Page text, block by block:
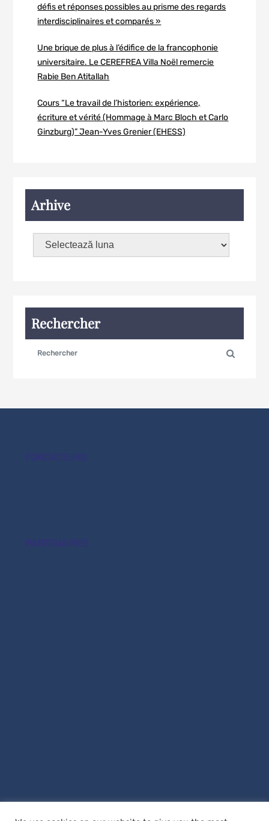
défis et réponses possibles au prisme des regards
interdisciplinaires et comparés »
Une brique de plus à l’édifice de la francophonie
universitaire. Le CEREFREA Villa Noël remercie
Rabie Ben Atitallah
Cours “Le travail de l’historien: expérience,
écriture et vérité (Hommage à Marc Bloch et Carlo
Ginzburg)” Jean-Yves Grenier (EHESS)
Arhive
Rechercher